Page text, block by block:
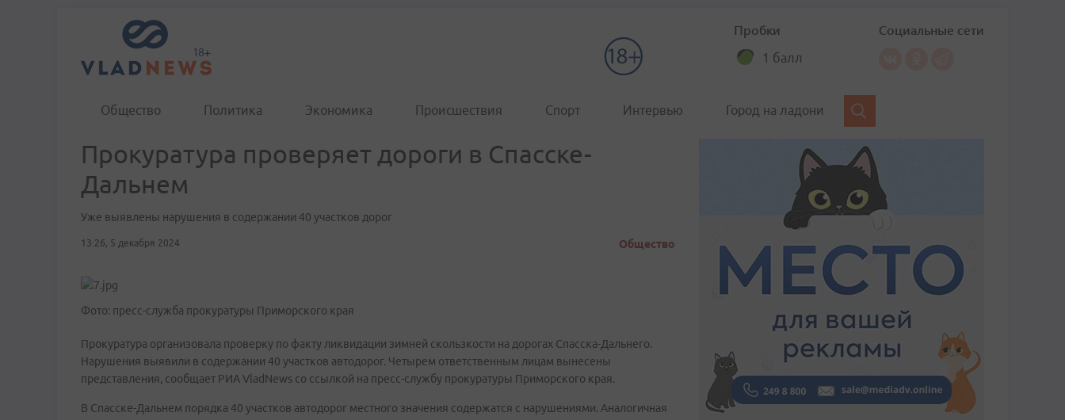
Пробки
1 балл
Социальные сети
Общество Политика Экономика Происшествия Спорт Интервью Город на ладони
Прокуратура проверяет дороги в Спасске-
Дальнем
Уже выявлены нарушения в содержании 40 участков дорог
13:26, 5 декабря 2024 Общество
Фото: пресс-служба прокуратуры Приморского края
Прокуратура организовала проверку по факту ликвидации зимней скользкости на дорогах Спасска-Дальнего.
Нарушения выявили в содержании 40 участков автодорог. Четырем ответственным лицам вынесены
представления, сообщает РИА VladNews со ссылкой на пресс-службу прокуратуры Приморского края.
В Спасске-Дальнем порядка 40 участков автодорог местного значения содержатся с нарушениями. Аналогичная